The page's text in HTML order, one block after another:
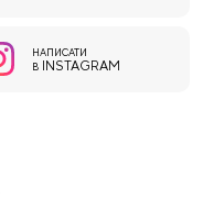
НАПИСАТИ
В INSTAGRAM